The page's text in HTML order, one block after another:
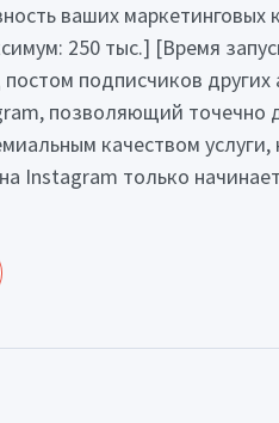
ваших
250 тыс.] [Время
подписчиков
позволяющий точечно
качеством
Instagram только